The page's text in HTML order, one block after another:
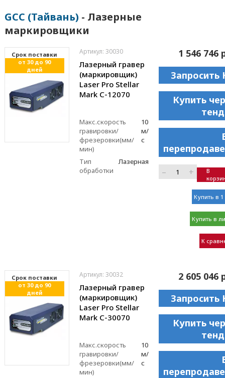
GCC (Тайвань) - Лазерные
маркировщики
Cрок поставки
от 30 до 90
дней
Артикул: 30030
Лазерный гравер
(маркировщик)
Laser Pro Stellar
Mark C-12070
Макс.скорость
гравировки/
фрезеровки(мм/
мин)
10
м/
с
Тип
обработки
Лазерная
1 546 746
Запросить
Купить
– +
В
Купить в 1
Купить в
К
Cрок поставки
от 30 до 90
дней
Артикул: 30032
Лазерный гравер
(маркировщик)
Laser Pro Stellar
Mark C-30070
Макс.скорость
гравировки/
фрезеровки(мм/
мин)
10
м/
с
2 605 046
Запросить
Купить